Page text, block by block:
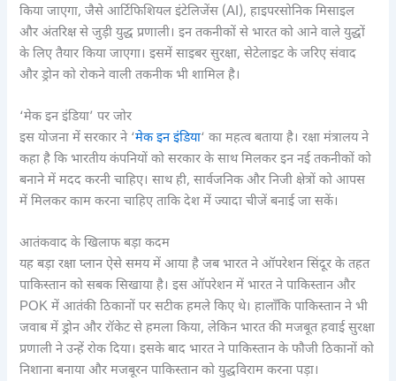
किया जाएगा, जैसे आर्टिफिशियल इंटेलिजेंस (AI), हाइपरसोनिक मिसाइल
और अंतरिक्ष से जुड़ी युद्ध प्रणाली। इन तकनीकों से भारत को आने वाले युद्धों
के लिए तैयार किया जाएगा। इसमें साइबर सुरक्षा, सेटेलाइट के जरिए संवाद
और ड्रोन को रोकने वाली तकनीक भी शामिल है।
‘मेक इन इंडिया’ पर जोर
इस योजना में सरकार ने ‘मेक इन इंडिया‘ का महत्व बताया है। रक्षा मंत्रालय ने
कहा है कि भारतीय कंपनियों को सरकार के साथ मिलकर इन नई तकनीकों को
बनाने में मदद करनी चाहिए। साथ ही, सार्वजनिक और निजी क्षेत्रों को आपस
में मिलकर काम करना चाहिए ताकि देश में ज्यादा चीजें बनाई जा सकें।
आतंकवाद के खिलाफ बड़ा कदम
यह बड़ा रक्षा प्लान ऐसे समय में आया है जब भारत ने ऑपरेशन सिंदूर के तहत
पाकिस्तान को सबक सिखाया है। इस ऑपरेशन में भारत ने पाकिस्तान और
POK में आतंकी ठिकानों पर सटीक हमले किए थे। हालाँकि पाकिस्तान ने भी
जवाब में ड्रोन और रॉकेट से हमला किया, लेकिन भारत की मजबूत हवाई सुरक्षा
प्रणाली ने उन्हें रोक दिया। इसके बाद भारत ने पाकिस्तान के फौजी ठिकानों को
निशाना बनाया और मजबूरन पाकिस्तान को युद्धविराम करना पड़ा।